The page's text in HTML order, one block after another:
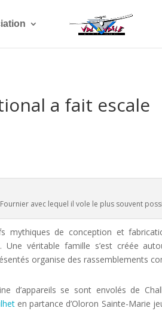
a fait escale
avec lequel il vole le plus souvent
mythiques de conception et
véritable famille s’est créée
organise des rassemblements
d’appareils se sont envolés de
en partance d’Oloron Sainte-Marie